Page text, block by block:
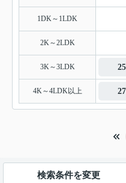
1DK～1LDK
2K～2LDK
3K～3LDK
4K～4LDK以上
検索条件を変更